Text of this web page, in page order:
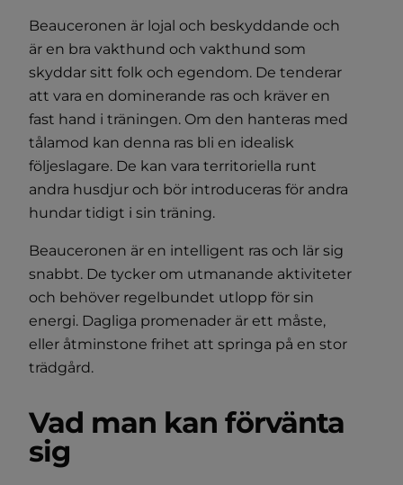
Beauceronen är lojal och beskyddande och
är en bra vakthund och vakthund som
skyddar sitt folk och egendom. De tenderar
att vara en dominerande ras och kräver en
fast hand i träningen. Om den hanteras med
tålamod kan denna ras bli en idealisk
följeslagare. De kan vara territoriella runt
andra husdjur och bör introduceras för andra
hundar tidigt i sin träning.
Beauceronen är en intelligent ras och lär sig
snabbt. De tycker om utmanande aktiviteter
och behöver regelbundet utlopp för sin
energi. Dagliga promenader är ett måste,
eller åtminstone frihet att springa på en stor
trädgård.
Vad man kan förvänta
sig